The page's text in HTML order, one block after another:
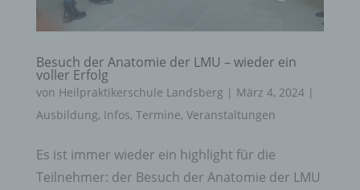
Besuch der Anatomie der LMU – wieder ein
voller Erfolg
von Heilpraktikerschule Landsberg | März 4, 2024|
Ausbildung, Infos, Termine, Veranstaltungen
Es ist immer wieder ein highlight für die
Teilnehmer: der Besuch der Anatomie der LMU